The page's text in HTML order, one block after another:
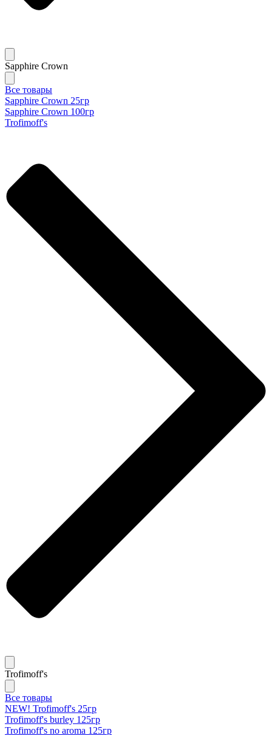
Sapphire Crown
Все товары
Sapphire Crown 25гр
Sapphire Crown 100гр
Trofimoff's
Trofimoff's
Все товары
NEW! Trofimoff's 25гр
Trofimoff's burley 125гр
Trofimoff's no aroma 125гр